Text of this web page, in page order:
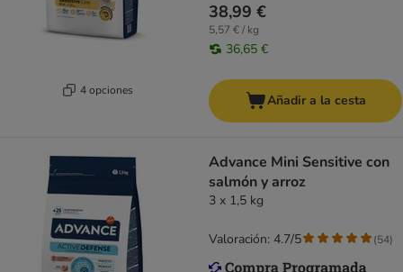
4 opciones
38,99 €
5,57 € / kg
36,65 €
Añadir a la cesta
Advance Mini Sensitive con
salmón y arroz
3 x 1,5 kg
Valoración: 4.7/5 (54)